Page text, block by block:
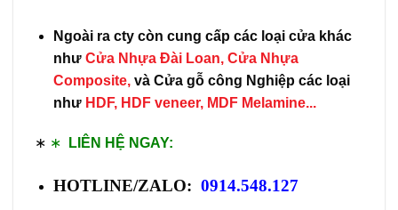
Ngoài ra cty còn cung cấp các loại cửa khác
như Cửa Nhựa Đài Loan,Cửa Nhựa
Composite, và Cửa gỗ công Nghiệp các loại
như HDF, HDF veneer, MDF Melamine...
∗ ∗ LIÊN HỆ NGAY:
HOTLINE/ZALO: 0914.548.127